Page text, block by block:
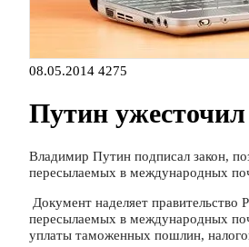
08.05.2014 4275
Путин
Владимир Путин подписал закон,
пересылаемых в международных
Документ наделяет правительство
пересылаемых в международных
уплаты таможенных пошлин,